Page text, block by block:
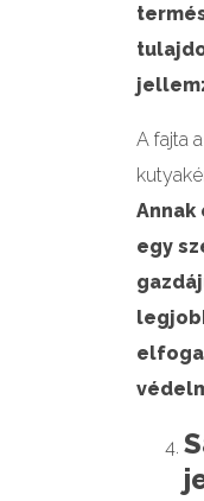
A fajta
egy